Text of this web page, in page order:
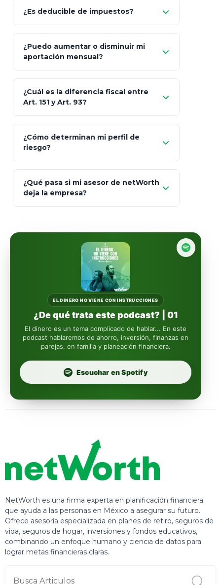
NetWorth es una firma experta en planificación financiera
que ayuda a las personas en México a asegurar su futuro.
Ofrece asesoría especializada en planes de retiro, seguros de
vida, seguros de hogar, inversiones y fondos educativos,
combinando un enfoque humano y ciencia de datos para
lograr metas financieras claras.
GNP (Proyecta)
Seguros Monterrey
Skandia (Crea)
MetLife (MetaLife)
Prudential
Fintual
Principal
Sura
Insignia Life
Profuturo
¿Es deducible de impuestos?
¿Puedo aumentar o disminuir mi
aportación mensual?
¿Cuál es la diferencia fiscal entre
Art. 151 y Art. 93?
Art.
93
totalmente
libres de impuestos
¿Cómo determinan mi perfil de
riesgo?
¿Qué pasa si mi asesor de netWorth
deja la empresa?
automáticamente
EL DINERO NO VIENE CON INSTRUCCIONES
¿De qué trata este podcast? | 01
El dinero es un tema complicado de hablar... En este
podcast hablaremos de ahorro, inversión, finanzas en
parejas, en familia y planeación financiera.
Escuchar en Spotify